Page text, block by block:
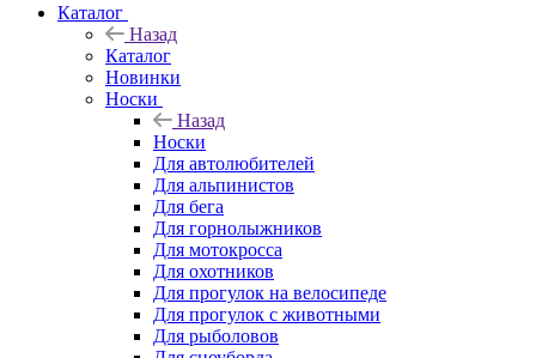
Каталог
Назад
Каталог
Новинки
Носки
Назад
Носки
Для автолюбителей
Для альпинистов
Для бега
Для горнолыжников
Для мотокросса
Для охотников
Для прогулок на велосипеде
Для прогулок с животными
Для рыболовов